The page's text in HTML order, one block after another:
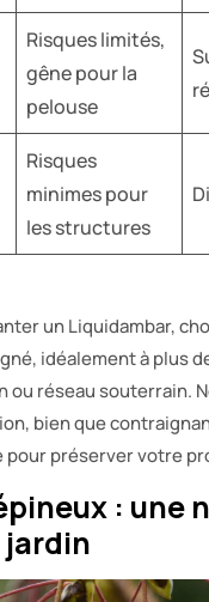
Risques limités,
gêne pour la
pelouse
Risques
minimes pour
les structures
un Liquidambar,
idéalement à plus
réseau souterrain.
bien que
pour préserver votre
: une